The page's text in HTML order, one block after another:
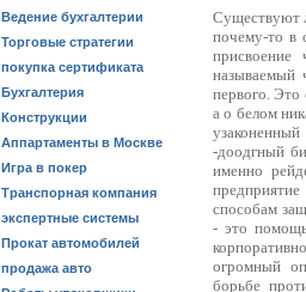
Ведение бухгалтерии
Торговые стратегии
покупка сертификата
Бухгалтерия
Конструкции
Аппартаменты в Москве
Игра в покер
Транспорная компания
экспертные системы
Прокат автомобилей
продажа авто
Существуют
почему-то в
присвоение
называемый
первого. Это
а о белом
-доодгный
именно
способам
- это помощь
огромный
борьбе